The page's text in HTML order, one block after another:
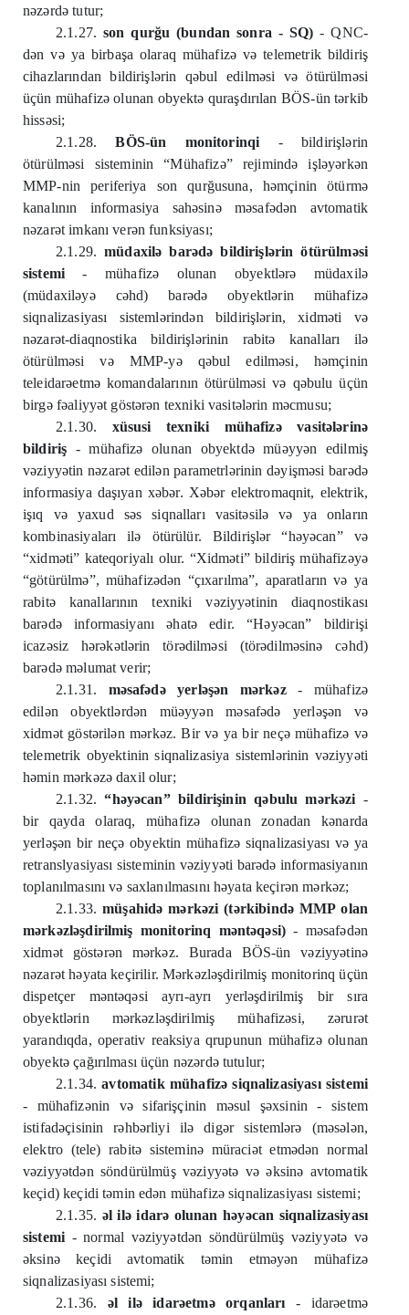
nəzərdə tutur;
2.1.27. son qurğu (bundan sonra - SQ)- QNC-
dən və ya birbaşa olaraq mühafizə və telemetrik bildiriş
cihazlarından bildirişlərin qəbul edilməsi və ötürülməsi
üçün mühafizə olunan obyektə quraşdırılan BÖS-ün tərkib
hissəsi;
2.1.28.BÖS-ün monitorinqi - bildirişlərin
ötürülməsi sisteminin “Mühafizə” rejimində işləyərkən
MMP-nin periferiya son qurğusuna, həmçinin ötürmə
kanalının informasiya sahəsinə məsafədən avtomatik
nəzarət imkanı verən funksiyası;
2.1.29.müdaxilə barədə bildirişlərin ötürülməsi
sistemi - mühafizə olunan obyektlərə müdaxilə
(müdaxiləyə cəhd) barədə obyektlərin mühafizə
siqnalizasiyası sistemlərindən bildirişlərin, xidməti və
nəzarət-diaqnostika bildirişlərinin rabitə kanalları ilə
ötürülməsi və MMP-yə qəbul edilməsi, həmçinin
teleidarəetmə komandalarının ötürülməsi və qəbulu üçün
birgə fəaliyyət göstərən texniki vasitələrin məcmusu;
2.1.30. xüsusi texniki mühafizə vasitələrinə
bildiriş - mühafizə olunan obyektdə müəyyən edilmiş
vəziyyətin nəzarət edilən parametrlərinin dəyişməsi barədə
informasiya daşıyan xəbər. Xəbər elektromaqnit, elektrik,
işıq və yaxud səs siqnalları vasitəsilə və ya onların
kombinasiyaları ilə ötürülür. Bildirişlər “həyəcan” və
“xidməti” kateqoriyalı olur. “Xidməti” bildiriş mühafizəyə
“götürülmə”, mühafizədən “çıxarılma”, aparatların və ya
rabitə kanallarının texniki vəziyyətinin diaqnostikası
barədə informasiyanı əhatə edir. “Həyəcan” bildirişi
icazəsiz hərəkətlərin törədilməsi (törədilməsinə cəhd)
barədə məlumat verir;
2.1.31. məsafədə yerləşən mərkəz- mühafizə
edilən obyektlərdən müəyyən məsafədə yerləşən və
xidmət göstərilən mərkəz. Bir və ya bir neçə mühafizə və
telemetrik obyektinin siqnalizasiya sistemlərinin vəziyyəti
həmin mərkəzə daxil olur;
2.1.32.“həyəcan” bildirişinin qəbulu mərkəzi -
bir qayda olaraq, mühafizə olunan zonadan kənarda
yerləşən bir neçə obyektin mühafizə siqnalizasiyası və ya
retranslyasiyası sisteminin vəziyyəti barədə informasiyanın
toplanılmasını və saxlanılmasını həyata keçirən mərkəz;
2.1.33.müşahidə mərkəzi (tərkibində MMP olan
mərkəzləşdirilmiş monitorinq məntəqəsi) - məsafədən
xidmət göstərən mərkəz. Burada BÖS-ün vəziyyətinə
nəzarət həyata keçirilir. Mərkəzləşdirilmiş monitorinq üçün
dispetçer məntəqəsi ayrı-ayrı yerləşdirilmiş bir sıra
obyektlərin mərkəzləşdirilmiş mühafizəsi, zərurət
yarandıqda, operativ reaksiya qrupunun mühafizə olunan
obyektə çağırılması üçün nəzərdə tutulur;
2.1.34.avtomatik mühafizə siqnalizasiyası sistemi
- mühafizənin və sifarişçinin məsul şəxsinin - sistem
istifadəçisinin rəhbərliyi ilə digər sistemlərə (məsələn,
elektro (tele) rabitə sisteminə müraciət etmədən normal
vəziyyətdən söndürülmüş vəziyyətə və əksinə avtomatik
keçid) keçidi təmin edən mühafizə siqnalizasiyası sistemi;
2.1.35. əl ilə idarə olunan həyəcan siqnalizasiyası
sistemi - normal vəziyyətdən söndürülmüş vəziyyətə və
əksinə keçidi avtomatik təmin etməyən mühafizə
siqnalizasiyası sistemi;
2.1.36. əl ilə idarəetmə orqanları - idarəetmə